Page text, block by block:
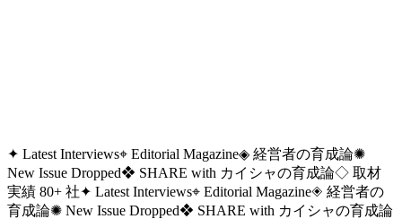
✦ Latest Interviews⌖ Editorial Magazine◈ 経営者の育成論✺
New Issue Dropped❖ SHARE with カイシャの育成論◇ 取材
実績 80+ 社✦ Latest Interviews⌖ Editorial Magazine◈ 経営者の
育成論✺ New Issue Dropped❖ SHARE with カイシャの育成論